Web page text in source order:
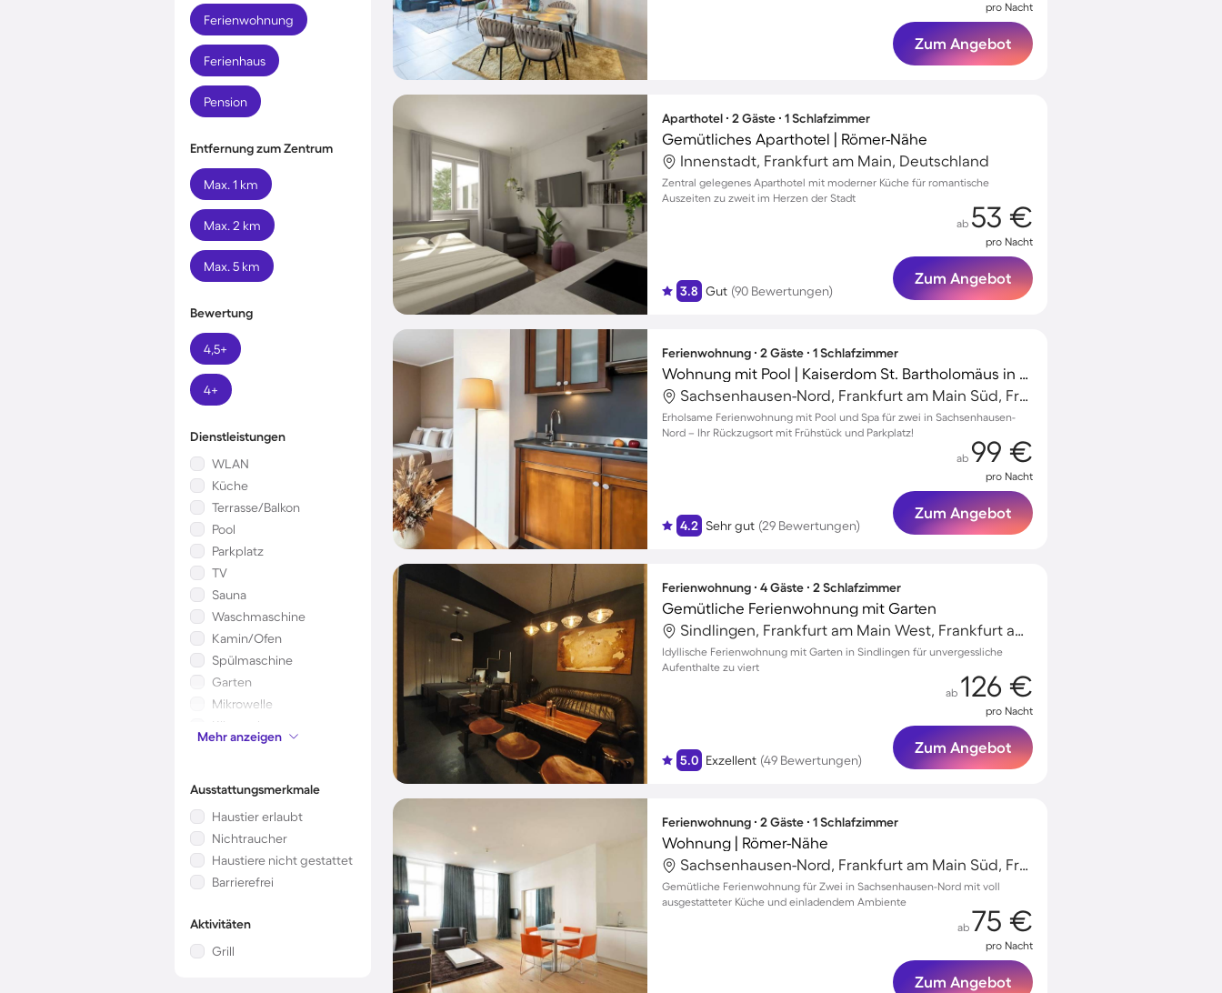
Ferienwohnung
Ferienhaus
Pension
Entfernung zum Zentrum
Max. 1 km
Max. 2 km
Max. 5 km
Bewertung
4,5+
4+
Dienstleistungen
WLAN
Küche
Terrasse/Balkon
Pool
Parkplatz
TV
Sauna
Waschmaschine
Kamin/Ofen
Spülmaschine
Garten
Mikrowelle
Klimaanlage
Kinderbett
Mehr anzeigen
Ausstattungsmerkmale
Haustier erlaubt
Nichtraucher
Haustiere nicht gestattet
Barrierefrei
Aktivitäten
Grill
pro Nacht
Zum Angebot
Aparthotel ∙ 2 Gäste ∙ 1 Schlafzimmer
Gemütliches Aparthotel | Römer-Nähe
Innenstadt, Frankfurt am Main, Deutschland
Zentral gelegenes Aparthotel mit moderner Küche für romantische
Auszeiten zu zweit im Herzen der Stadt
3.8 Gut (90 Bewertungen)
ab 53 €
pro Nacht
Zum Angebot
Ferienwohnung ∙ 2 Gäste ∙ 1 Schlafzimmer
Wohnung mit Pool | Kaiserdom St. Bartholomäus in der Nähe
Sachsenhausen-Nord, Frankfurt am Main Süd, Frankfurt am Main
Erholsame Ferienwohnung mit Pool und Spa für zwei in Sachsenhausen-
Nord – Ihr Rückzugsort mit Frühstück und Parkplatz!
4.2 Sehr gut (29 Bewertungen)
ab 99 €
pro Nacht
Zum Angebot
Ferienwohnung ∙ 4 Gäste ∙ 2 Schlafzimmer
Gemütliche Ferienwohnung mit Garten
Sindlingen, Frankfurt am Main West, Frankfurt am Main
Idyllische Ferienwohnung mit Garten in Sindlingen für unvergessliche
Aufenthalte zu viert
5.0 Exzellent (49 Bewertungen)
ab 126 €
pro Nacht
Zum Angebot
Ferienwohnung ∙ 2 Gäste ∙ 1 Schlafzimmer
Wohnung | Römer-Nähe
Sachsenhausen-Nord, Frankfurt am Main Süd, Frankfurt am Main
Gemütliche Ferienwohnung für Zwei in Sachsenhausen-Nord mit voll
ausgestatteter Küche und einladendem Ambiente
ab 75 €
pro Nacht
Zum Angebot